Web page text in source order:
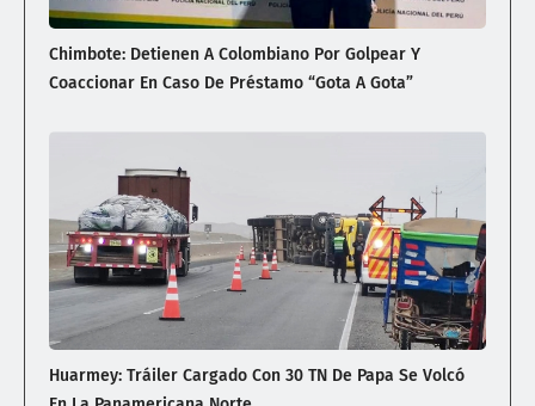
Chimbote: Detienen A Colombiano Por Golpear Y
Coaccionar En Caso De Préstamo “gota A Gota”
Huarmey: Tráiler Cargado Con 30 TN De Papa Se Volcó